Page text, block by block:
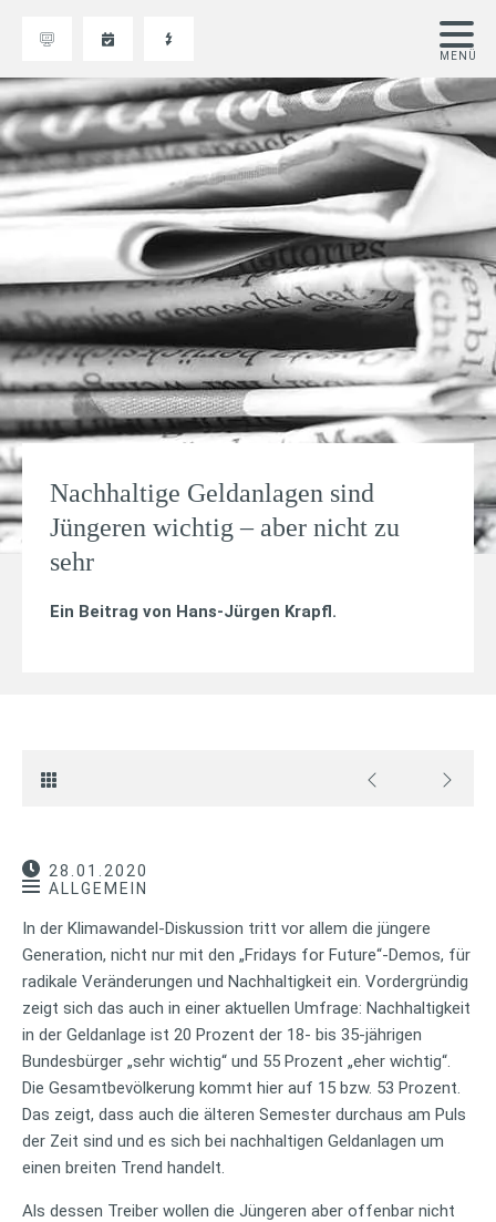
Nachhaltige Geldanlagen sind
Jüngeren wichtig – aber nicht zu
sehr
Ein Beitrag von Hans-Jürgen Krapfl.
28.01.2020
ALLGEMEIN
In der Klimawandel-Diskussion tritt vor allem die jüngere
Generation, nicht nur mit den „Fridays for Future“-Demos, für
radikale Veränderungen und Nachhaltigkeit ein. Vordergründig
zeigt sich das auch in einer aktuellen Umfrage: Nachhaltigkeit
in der Geldanlage ist 20 Prozent der 18- bis 35-jährigen
Bundesbürger „sehr wichtig“ und 55 Prozent „eher wichtig“.
Die Gesamtbevölkerung kommt hier auf 15 bzw. 53 Prozent.
Das zeigt, dass auch die älteren Semester durchaus am Puls
der Zeit sind und es sich bei nachhaltigen Geldanlagen um
einen breiten Trend handelt.
Als dessen Treiber wollen die Jüngeren aber offenbar nicht